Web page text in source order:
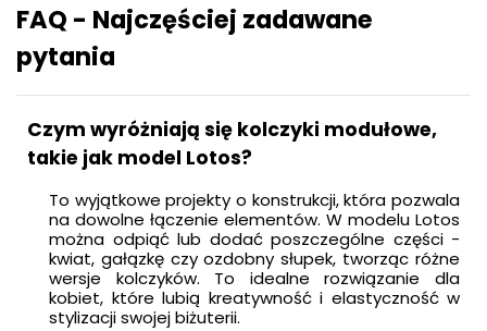
FAQ - Najczęściej zadawane
pytania
Czym wyróżniają się kolczyki modułowe,
takie jak model Lotos?
To wyjątkowe projekty o konstrukcji, która pozwala
na dowolne łączenie elementów. W modelu Lotos
można odpiąć lub dodać poszczególne części -
kwiat, gałązkę czy ozdobny słupek, tworząc różne
wersje kolczyków. To idealne rozwiązanie dla
kobiet, które lubią kreatywność i elastyczność w
stylizacji swojej biżuterii.